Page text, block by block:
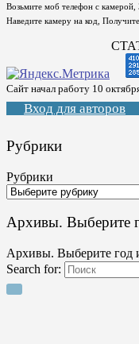
Возьмите моб телефон с камерой,
Наведите камеру на код,
Сайт начал работу 10
Вход для авторов
Рубрики
Рубрики
Архивы. Выберите
Архивы. Выберите год
Search for: